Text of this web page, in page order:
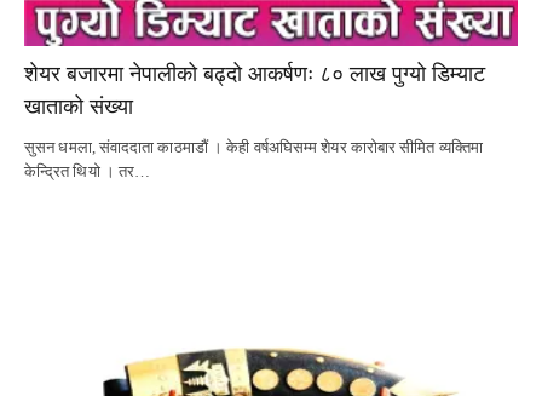
शेयर बजारमा नेपालीको बढ्दो आकर्षणः ८० लाख पुग्यो डिम्याट
खाताको संख्या
सुसन धमला, संवाददाता काठमाडौं । केही वर्षअघिसम्म शेयर कारोबार सीमित व्यक्तिमा
केन्द्रित थियो । तर…